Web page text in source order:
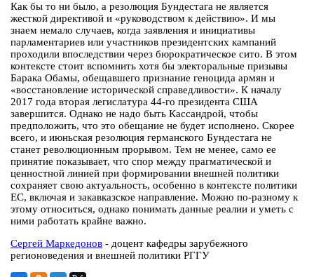
Как бы то ни было, а резолюция Бундестага не является
жесткой директивой и «руководством к действию». И мы
знаем немало случаев, когда заявления и инициативы
парламентариев или участников президентских кампаний
проходили впоследствии через бюрократическое сито. В этом
контексте стоит вспомнить хотя бы электоральные призывы
Барака Обамы, обещавшего признание геноцида армян и
«восстановление исторической справедливости». К началу
2017 года вторая легислатура 44-го президента США
завершится. Однако не надо быть Кассандрой, чтобы
предположить, что это обещание не будет исполнено. Скорее
всего, и июньская резолюция германского Бундестага не
станет революционным прорывом. Тем не менее, само ее
принятие показывает, что спор между прагматической и
ценностной линией при формировании внешней политики
сохраняет свою актуальность, особенно в контексте политики
ЕС, включая и закавказское направление. Можно по-разному к
этому относиться, однако понимать данные реалии и уметь с
ними работать крайне важно.
Сергей Маркедонов - доцент кафедры зарубежного
регионоведения и внешней политики РГГУ